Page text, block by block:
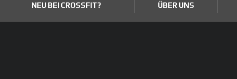
NEU BEI CROSSFIT? ÜBER UNS